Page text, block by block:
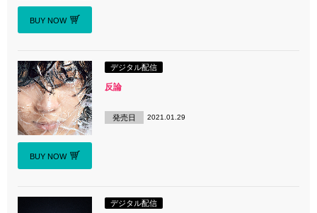
BUY NOW
BUY NOW
デジタル配信
反論
発売日 2021.01.29
デジタル配信